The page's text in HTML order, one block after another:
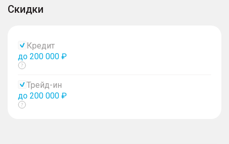
Скидки
Кредит
до 200 000 ₽
Показать
Трейд-ин
до 200 000 ₽
Показать